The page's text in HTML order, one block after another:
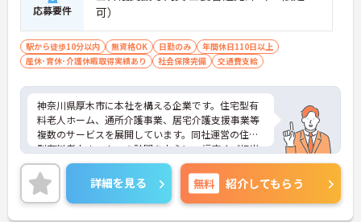
応募要件
可）
駅から徒歩10分以内 無資格OK 日勤のみ
年間休日110日以上
産休･育休･介護休暇取得実績あり
社会保険完備 交通費支給
神奈川県厚木市に本社を構える企業です。住宅型有
料老人ホーム、通所介護事業、居宅介護支援事業等
複数のサービスを展開しています。同社運営の住宅
型有料老人ホームへの訪問を中心に、幅広くご担当
いただきます。ご興味のある方には、面接対策ポイ
ントなど、さらに詳細をお話しいたしますのでお気
軽にご相談ください！
詳細を見る 無料 紹介してもらう